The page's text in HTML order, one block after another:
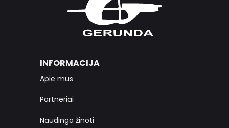
INFORMACIJA
Apie mus
Partneriai
Naudinga žinoti